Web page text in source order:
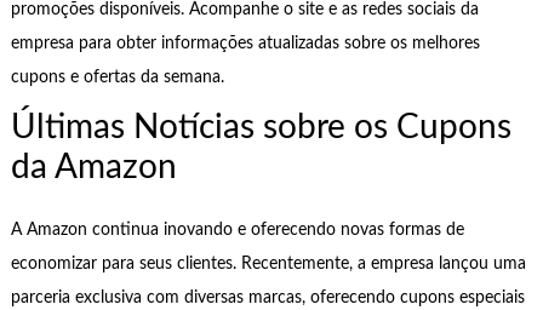
promoções disponíveis. Acompanhe o site e as redes sociais da
empresa para obter informações atualizadas sobre os melhores
cupons e ofertas da semana.
Últimas Notícias sobre os Cupons
da Amazon
A Amazon continua inovando e oferecendo novas formas de
economizar para seus clientes. Recentemente, a empresa lançou uma
parceria exclusiva com diversas marcas, oferecendo cupons especiais